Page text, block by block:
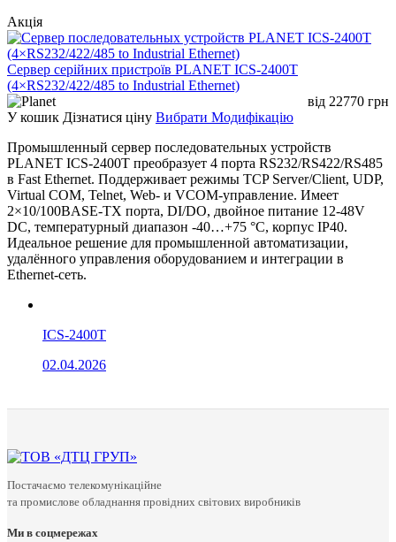
Акція
Сервер серійних пристроїв PLANET ICS-2400T
(4×RS232/422/485 to Industrial Ethernet)
від 22770 грн
У кошик Дізнатися ціну Вибрати Модифікацію
Промышленный сервер последовательных устройств
PLANET ICS-2400T преобразует 4 порта RS232/RS422/RS485
в Fast Ethernet. Поддерживает режимы TCP Server/Client, UDP,
Virtual COM, Telnet, Web- и VCOM-управление. Имеет
2×10/100BASE-TX порта, DI/DO, двойное питание 12-48V
DC, температурный диапазон -40…+75 °C, корпус IP40.
Идеальное решение для промышленной автоматизации,
удалённого управления оборудованием и интеграции в
Ethernet-сеть.
ICS-2400T
02.04.2026
Постачаємо телекомунікаційне
та промислове обладнання провідних світових виробників
Ми в соцмережах